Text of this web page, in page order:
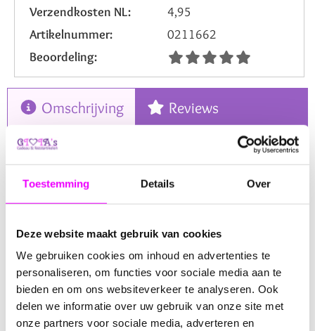
Toestemming Details Over
Deze website maakt gebruik van cookies
We gebruiken cookies om inhoud en advertenties te
personaliseren, om functies voor sociale media aan te
bieden en om ons websiteverkeer te analyseren. Ook
delen we informatie over uw gebruik van onze site met
onze partners voor sociale media, adverteren en
Verzendkosten NL:
4,95
Artikelnummer:
0211662
Beoordeling:
Omschrijving Reviews
Veelzijdig Jute Zakje voor Cadeaus -
13x17 cm
Onscharmante jute zakjeis de ideale keuze voor wie
authentieke decoratietouch. Met een royale afmeting van
lekkernijen, geschenken of decoratieve elementen. Het
natuurlijke materiaal en de rustieke uitstraling maken het
perfect voor uiteenlopende toepassingen, van het
verpakken van persoonlijke cadeaus tot het creëren van
een sfeervolle decoratie.